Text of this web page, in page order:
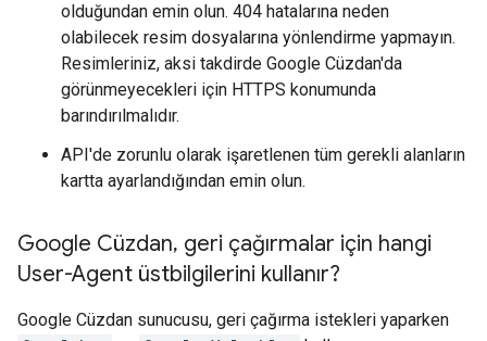
olduğundan emin olun. 404 hatalarına neden
olabilecek resim dosyalarına yönlendirme yapmayın.
Resimleriniz, aksi takdirde Google Cüzdan'da
görünmeyecekleri için HTTPS konumunda
barındırılmalıdır.
API'de zorunlu olarak işaretlenen tüm gerekli alanların
kartta ayarlandığından emin olun.
Google Cüzdan, geri çağırmalar için hangi
User-Agent üstbilgilerini kullanır?
Google Cüzdan sunucusu, geri çağırma istekleri yaparken